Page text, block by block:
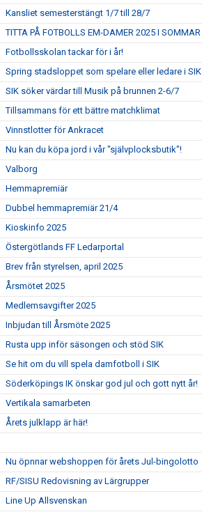
Kansliet semesterstängt 1/7 till 28/7
TITTA PÅ FOTBOLLS EM-DAMER 2025 I SOMMAR
Fotbollsskolan tackar för i år!
Spring stadsloppet som spelare eller ledare i SIK
SIK söker värdar till Musik på brunnen 2-6/7
Tillsammans för ett bättre matchklimat
Vinnstlotter för Ankracet
Nu kan du köpa jord i vår "självplocksbutik"!
Valborg
Hemmapremiär
Dubbel hemmapremiär 21/4
Kioskinfo 2025
Östergötlands FF Ledarportal
Brev från styrelsen, april 2025
Årsmötet 2025
Medlemsavgifter 2025
Inbjudan till Årsmöte 2025
Rusta upp inför säsongen och stöd SIK
Se hit om du vill spela damfotboll i SIK
Söderköpings IK önskar god jul och gott nytt år!
Vertikala samarbeten
Årets julklapp är här!
Nu öpnnar webshoppen för årets Jul-bingolotto
RF/SISU Redovisning av Lärgrupper
Line Up Allsvenskan